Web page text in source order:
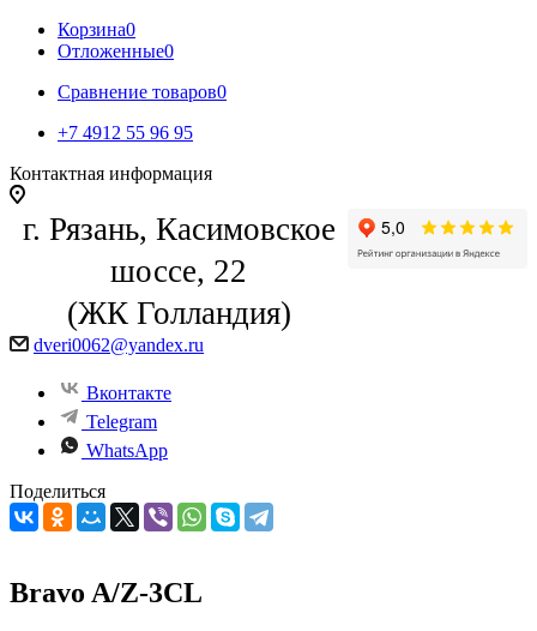
Корзина0
Отложенные0
Сравнение товаров0
+7 4912 55 96 95
Контактная информация
г. Рязань, Касимовское
шоссе, 22
(ЖК Голландия)
dveri0062@yandex.ru
Вконтакте
Telegram
WhatsApp
Поделиться
Bravo A/Z-3CL